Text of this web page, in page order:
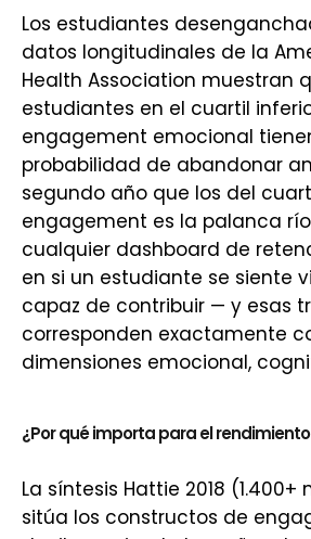
Los estudiantes
datos longitudinales de la
Health Association muestran
estudiantes en el cuartil
engagement emocional
probabilidad de abandonar
segundo año que los del
engagement es la palanca
cualquier dashboard de
en si un estudiante se siente
capaz de contribuir — y esas
corresponden exactamente
dimensiones emocional,
¿Por qué importa para el
La síntesis Hattie 2018
sitúa los constructos de